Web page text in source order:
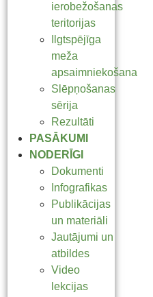
ierobežošanas
teritorijas
Ilgtspējīga
meža
apsaimniekošana
Slēpņošanas
sērija
Rezultāti
PASĀKUMI
NODERĪGI
Dokumenti
Infografikas
Publikācijas
un materiāli
Jautājumi un
atbildes
Video
lekcijas